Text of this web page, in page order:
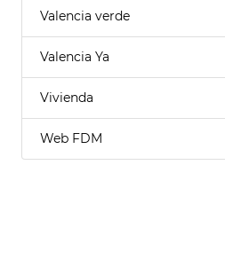
Valencia verde
Valencia Ya
Vivienda
Web FDM